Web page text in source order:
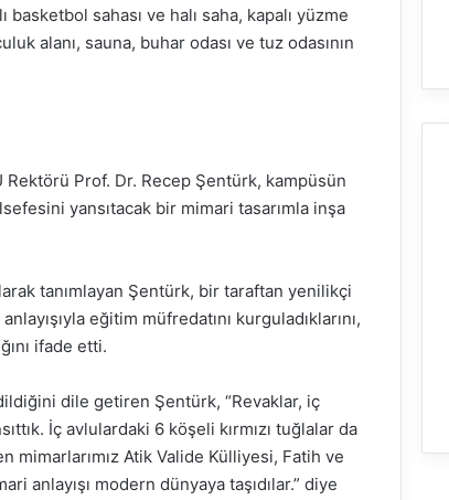
sahası ve halı saha, kapalı yüzme
alanı, sauna, buhar odası ve tuz odasının
Prof. Dr. Recep Şentürk, kampüsün
yansıtacak bir mimari tasarımla inşa
tanımlayan Şentürk, bir taraftan yenilikçi
eğitim müfredatını kurguladıklarını,
ifade etti.
dile getiren Şentürk, “Revaklar, iç
İç avlulardaki 6 köşeli kırmızı tuğlalar da
mimarlarımız Atik Valide Külliyesi, Fatih ve
anlayışı modern dünyaya taşıdılar.” diye